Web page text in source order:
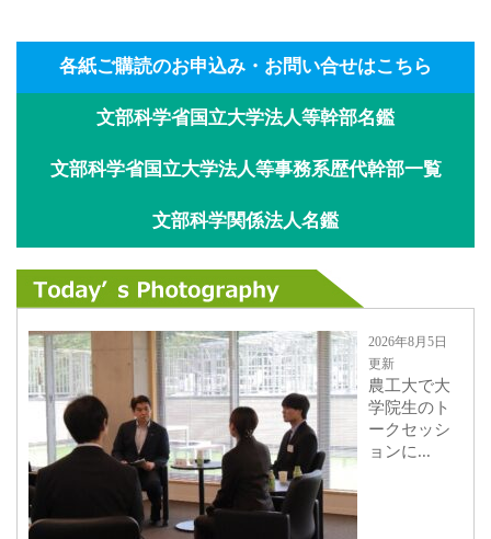
各紙ご購読のお申込み・お問い合せはこちら
文部科学省国立大学法人等幹部名鑑
文部科学省国立大学法人等事務系歴代幹部一覧
文部科学関係法人名鑑
2026年8月5日
更新
農工大で大
学院生のト
ークセッシ
ョンに...